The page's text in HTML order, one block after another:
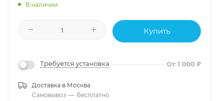
В наличии
Купить
Требуется установка От 1 000 ₽
Доставка в Москва
Самовывоз — бесплатно